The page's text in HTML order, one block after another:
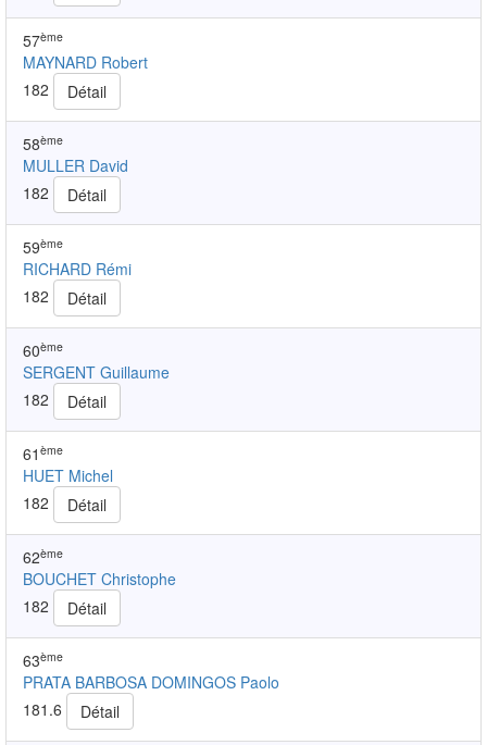
57ème
MAYNARD Robert
182
Détail
58ème
MULLER David
182
Détail
59ème
RICHARD Rémi
182
Détail
60ème
SERGENT Guillaume
182
Détail
61 ème
HUET Michel
182
Détail
62ème
BOUCHET Christophe
182
Détail
63ème
PRATA BARBOSA DOMINGOS Paolo
181.6
Détail